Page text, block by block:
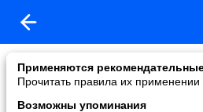
Применяются
Прочитать правила их
Возможны упоминания